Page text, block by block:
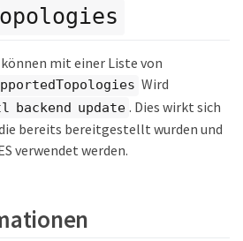
mit einer Liste von
Wird
update . Dies wirkt sich
bereits bereitgestellt wurden und
verwendet werden.